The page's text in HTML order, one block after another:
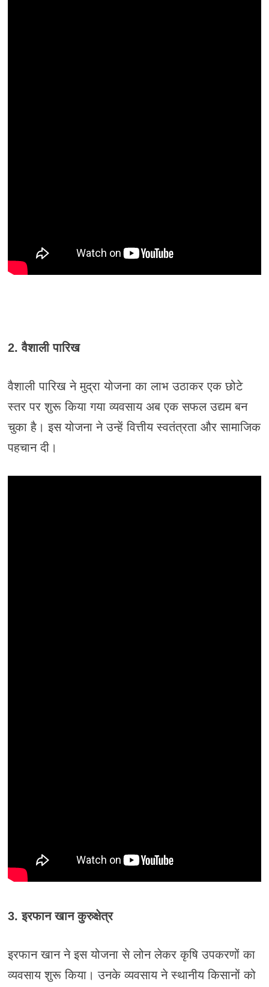
2. वैशाली पारिख
वैशाली पारिख ने मुद्रा योजना का लाभ उठाकर एक छोटे
स्तर पर शुरू किया गया व्यवसाय अब एक सफल उद्यम बन
चुका है। इस योजना ने उन्हें वित्तीय स्वतंत्रता और सामाजिक
पहचान दी।
3. इरफान खान कुरुक्षेत्र
इरफान खान ने इस योजना से लोन लेकर कृषि उपकरणों का
व्यवसाय शुरू किया। उनके व्यवसाय ने स्थानीय किसानों को